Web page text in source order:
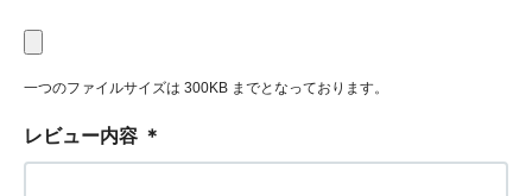
一つのファイルサイズは 300KB までとなっております。
レビュー内容 ＊